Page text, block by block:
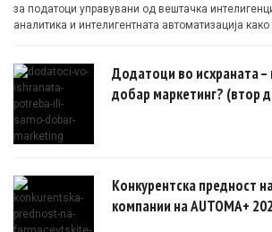
за податоци управувани од вештачка
аналитика и интелигентната автоматизација
Додатоци во исхраната
добар маркетинг? (втор
Конкурентска предност
компании на AUTOMA+